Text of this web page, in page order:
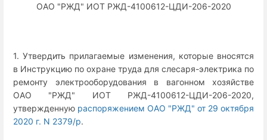
ОАО "РЖД" ИОТ РЖД-4100612-ЦДИ-206-2020
1. Утвердить прилагаемые изменения, которые вносятся
в Инструкцию по охране труда для слесаря-электрика по
ремонту электрооборудования в вагонном хозяйстве
ОАО "РЖД" ИОТ РЖД-4100612-ЦДИ-206-2020,
утвержденную распоряжением ОАО "РЖД" от 29 октября
2020 г. N 2379/р.